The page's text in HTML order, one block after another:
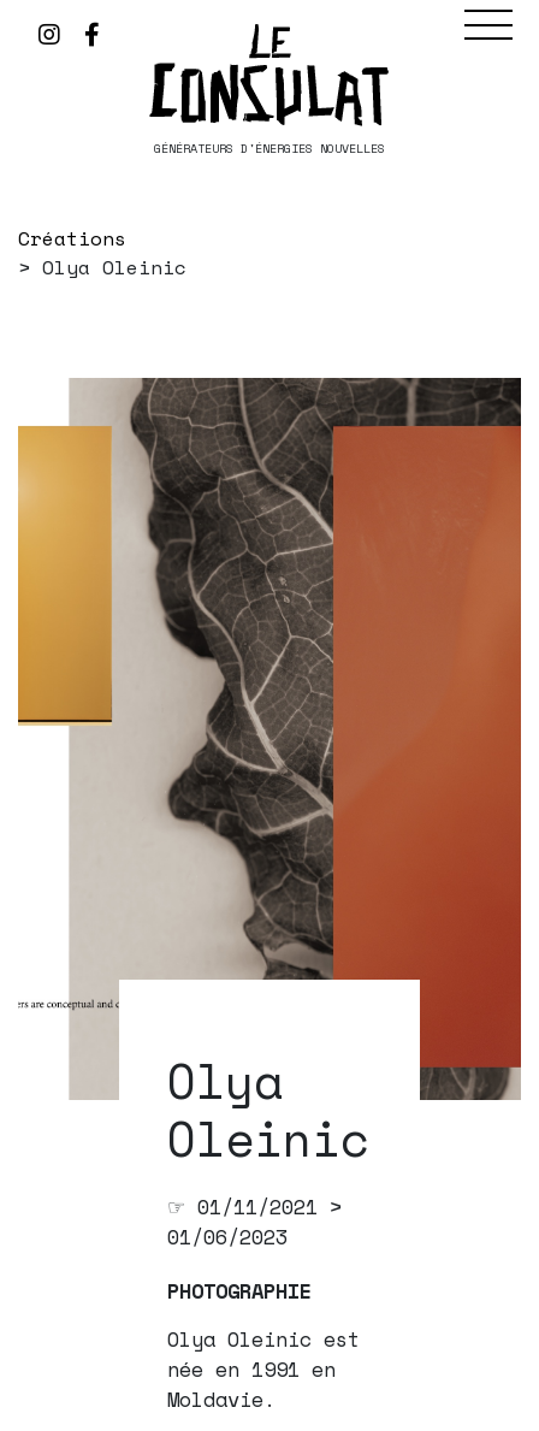
GÉNÉRATEURS D'ÉNERGIES NOUVELLES
Créations
Olya Oleinic
Olya
Oleinic
☞ 01/11/2021 >
01/06/2023
PHOTOGRAPHIE
Olya Oleinic est
née en 1991 en
Moldavie.